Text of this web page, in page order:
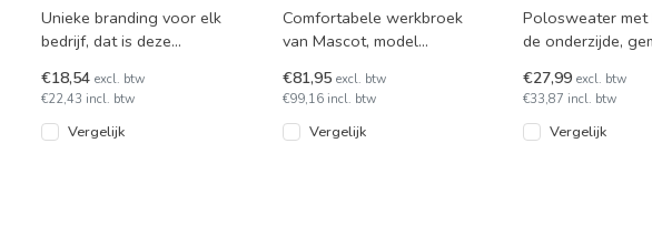
Unieke branding voor elk
bedrijf, dat is deze
metalen gesp van Blaklader.
Besch
€18,54 excl. btw
€22,43 incl. btw
Vergelijk
Comfortabele werkbroek
van Mascot, model
uitvoering is bijzonder
geschikt voor
€81,95 excl. btw
€99,16 incl. btw
Vergelijk
Polosweater met
de onderzijde,
hoge kwaliteit.
€27,99excl. btw
€33,87 incl. btw
Vergelijk